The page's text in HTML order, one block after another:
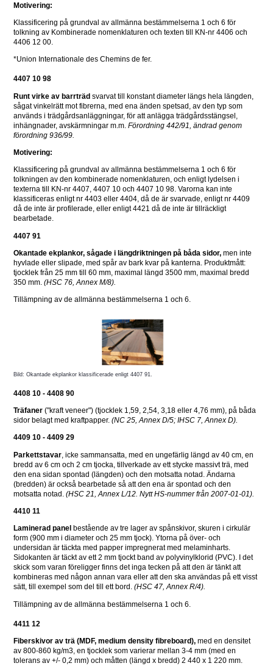
Motivering:
Klassificering på grundval av allmänna bestämmelserna 1 och 6 för
tolkning av Kombinerade nomenklaturen och texten till KN-nr 4406 och
4406 12 00.
*Union Internationale des Chemins de fer.
4407 10 98
Runt virke av barrträd svarvat till konstant diameter längs hela längden,
sågat vinkelrätt mot fibrerna, med ena änden spetsad, av den typ som
används i trädgårdsanläggningar, för att anlägga trädgårdsstängsel,
inhängnader, avskärmningar m.m. Förordning 442/91, ändrad genom
förordning 936/99.
Motivering:
Klassificering på grundval av allmänna bestämmelserna 1 och 6 för
tolkningen av den kombinerade nomenklaturen, och enligt lydelsen i
texterna till KN-nr 4407, 4407 10 och 4407 10 98. Varorna kan inte
klassificeras enligt nr 4403 eller 4404, då de är svarvade, enligt nr 4409
då de inte är profilerade, eller enligt 4421 då de inte är tillräckligt
bearbetade.
4407 91
Okantade ekplankor, sågade i längdriktningen på båda sidor, men inte
hyvlade eller slipade, med spår av bark kvar på kanterna. Produktmått:
tjocklek från 25 mm till 60 mm, maximal längd 3500 mm, maximal bredd
350 mm. (HSC 76, Annex M/8).
Tillämpning av de allmänna bestämmelserna 1 och 6.
Bild: Okantade ekplankor klassificerade enligt 4407 91.
4408 10 - 4408 90
Träfaner ("kraft veneer") (tjocklek 1,59, 2,54, 3,18 eller 4,76 mm), på båda
sidor belagt med kraftpapper. (NC 25, Annex D/5; IHSC 7, Annex D).
4409 10 - 4409 29
Parkettstavar , icke sammansatta, med en ungefärlig längd av 40 cm, en
bredd av 6 cm och 2 cm tjocka, tillverkade av ett stycke massivt trä, med
den ena sidan spontad (längden) och den motsatta notad. Ändarna
(bredden) är också bearbetade så att den ena är spontad och den
motsatta notad. (HSC 21, Annex L/12. Nytt HS-nummer från 2007-01-01).
4410 11
Laminerad panel bestående av tre lager av spånskivor, skuren i cirkulär
form (900 mm i diameter och 25 mm tjock). Ytorna på över- och
undersidan är täckta med papper impregnerat med melaminharts.
Sidokanten är täckt av ett 2 mm tjockt band av polyvinylklorid (PVC). I det
skick som varan föreligger finns det inga tecken på att den är tänkt att
kombineras med någon annan vara eller att den ska användas på ett visst
sätt, till exempel som del till ett bord. (HSC 47, Annex R/4).
Tillämpning av de allmänna bestämmelserna 1 och 6.
4411 12
Fiberskivor av trä (MDF, medium density fibreboard), med en densitet
av 800-860 kg/m3, en tjocklek som varierar mellan 3-4 mm (med en
tolerans av +/- 0,2 mm) och måtten (längd x bredd) 2 440 x 1 220 mm.